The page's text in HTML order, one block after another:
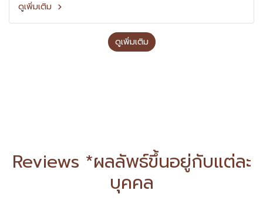
ดูเพิ่มเติม
ดูเพิ่มเติม
Reviews *ผลลัพธ์ขึ้นอยู่กับแต่ละ
บุคคล